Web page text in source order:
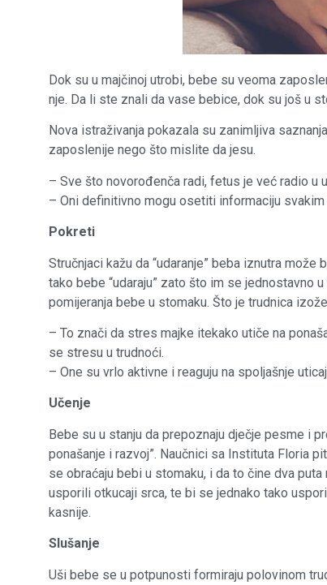
Dok su u majčinoj utrobi, bebe su veoma
nje. Da li ste znali da vase bebice, dok su još u
Nova istraživanja pokazala su zanimljiva
zaposlenije nego što mislite da jesu.
– Sve što novorođenča radi, fetus je već radio u
– Oni definitivno mogu osetiti informaciju
Pokreti
Stručnjaci kažu da “udaranje” beba iznutra
tako bebe “udaraju” zato što im se jednostavno
pomijeranja bebe u stomaku. Što je trudnica
– To znači da stres majke itekako utiče na
se stresu u trudnoći.
– One su vrlo aktivne i reaguju na spoljašnje
Učenje
Bebe su u stanju da prepoznaju dječje pesme i
ponašanje i razvoj”. Naučnici sa Instituta Floria
se obraćaju bebi u stomaku, i da to čine dva
usporili otkucaji srca, te bi se jednako tako
kasnije.
Slušanje
Uši bebe se u potpunosti formiraju polovinom